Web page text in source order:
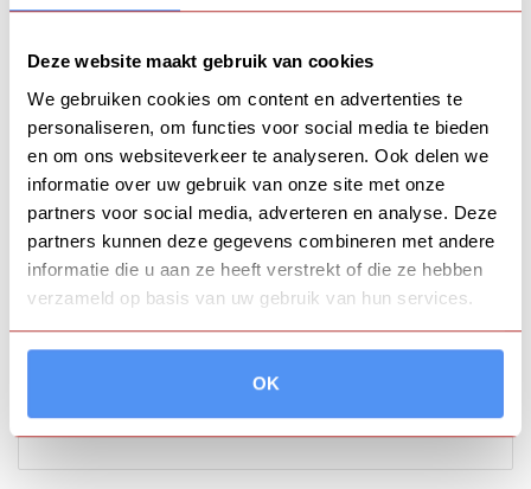
Deze website maakt gebruik van cookies
We gebruiken cookies om content en advertenties te
personaliseren, om functies voor social media te bieden
en om ons websiteverkeer te analyseren. Ook delen we
informatie over uw gebruik van onze site met onze
partners voor social media, adverteren en analyse. Deze
partners kunnen deze gegevens combineren met andere
informatie die u aan ze heeft verstrekt of die ze hebben
verzameld op basis van uw gebruik van hun services.
OK
Bel ons!
Onze klantenservice spreekt Nederlands, Duits
Veilig afrekenen